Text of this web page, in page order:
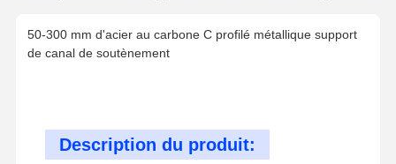
50-300 mm d'acier au carbone C profilé métallique support
de canal de soutènement
Description du produit: